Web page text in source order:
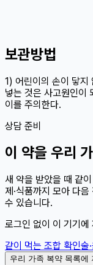
보관방법
1) 어린이의 손이 닿지
넣는 것은 사고원인이
이를 주의한다.
상담 준비
이 약을 우리
새 약을 받았을 때 같
제·식품까지 모아 다
수 있습니다.
로그인 없이 이 기기에
같이 먹는 조합 확인술
우리 가족 복약 목록에